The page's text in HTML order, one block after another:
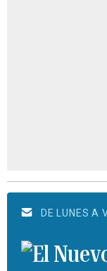
DE LUNES A